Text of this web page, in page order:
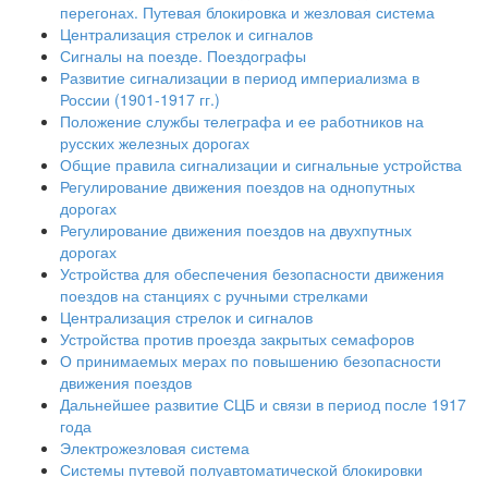
перегонах. Путевая блокировка и жезловая система
Централизация стрелок и сигналов
Сигналы на поезде. Поездографы
Развитие сигнализации в период империализма в
России (1901-1917 гг.)
Положение службы телеграфа и ее работников на
русских железных дорогах
Общие правила сигнализации и сигнальные устройства
Регулирование движения поездов на однопутных
дорогах
Регулирование движения поездов на двухпутных
дорогах
Устройства для обеспечения безопасности движения
поездов на станциях с ручными стрелками
Централизация стрелок и сигналов
Устройства против проезда закрытых семафоров
О принимаемых мерах по повышению безопасности
движения поездов
Дальнейшее развитие СЦБ и связи в период после 1917
года
Электрожезловая система
Системы путевой полуавтоматической блокировки